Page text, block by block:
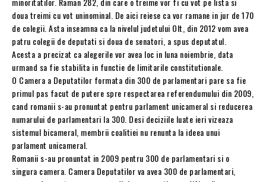
doua treimi cu vot uninominal. De aici reiese ca vor ramane in jur de 170
de colegii. Asta inseamna ca la nivelul judetului Olt, din 2012 vom avea
patru colegii de deputati si doua de senatori, a spus deputatul.
Acesta a precizat ca alegerile vor avea loc in luna noiembrie, data
urmand sa fie stabilita in functie de limitarile constitutionale.
O Camera a Deputatilor formata din 300 de parlamentari pare sa fie
primul pas facut de putere spre respectarea referendumului din 2009,
cand romanii s-au pronuntat pentru parlament unicameral si reducerea
numarului de parlamentari la 300. Desi deciziile luate ieri vizeaza
sistemul bicameral, membrii coalitiei nu renunta la ideea unui
parlament unicameral.
Romanii s-au pronuntat in 2009 pentru 300 de parlamentari si o
singura camera. Camera Deputatilor va avea 300 de parlamentari,